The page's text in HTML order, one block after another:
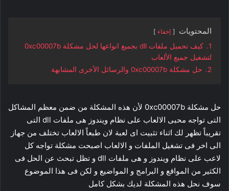
المحتويات إخفاء
1.
كيف تحميل ملفات dll بجميع انواعها لحل مشكلة 0xc00007b
لتشغيل جميع الألعاب
2.
حل مشكلة 0xc00007b والرسائل الأخرى المشابهة
حل مشكلة 0xc00007b لأن هذه المشكلة من ضمن معظم المشاكل
التى تواجه محبى الالعاب على نظام ويندوز هى ملفات dll التى
تقريباً تظهر لك اثناء تثبيت اى لعبة لان طبعاً الالعاب تختلف من جهاز
الى اخر فى تشغيل الملفات و الالعاب اصبحت مشكلة تواجه كل
لاعب على نظام ويندوز و هى ملفات dll و تظل تبحث عن الحل فى
الكثير من المواقع و البرامج و المواضيع و لكن فى هذا الموضوع
سوف نحل هذه المشكلة لديك بشكل كامل